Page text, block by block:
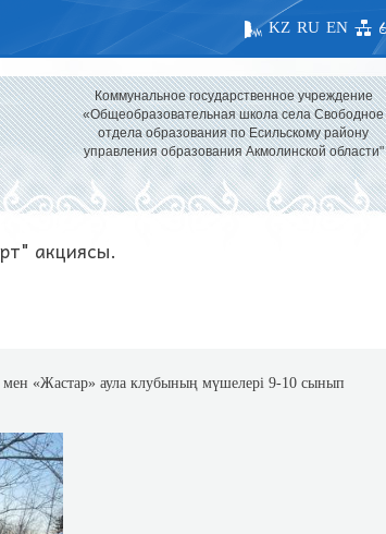
EN
RU
KZ
Коммунальное государственное учреждение
«Общеобразовательная школа села Свободное
отдела образования по Есильскому району
управления образования Акмолинской области"
акциясы.
мен «Жастар» аула клубының мүшелері 9-10 сынып